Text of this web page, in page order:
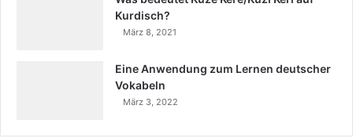
Kurdisch?
März 8, 2021
Eine Anwendung zum Lernen deutscher
Vokabeln
März 3, 2022